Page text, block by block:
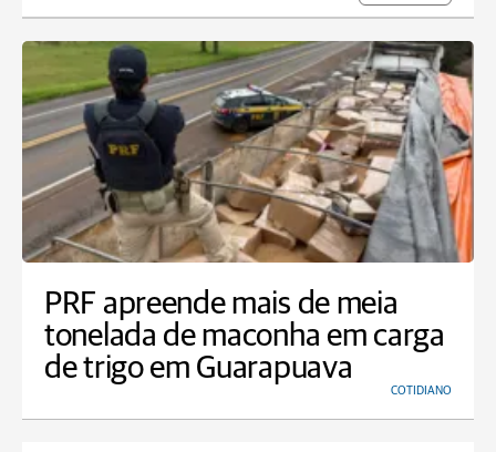
PRF apreende mais de meia
tonelada de maconha em carga
de trigo em Guarapuava
COTIDIANO